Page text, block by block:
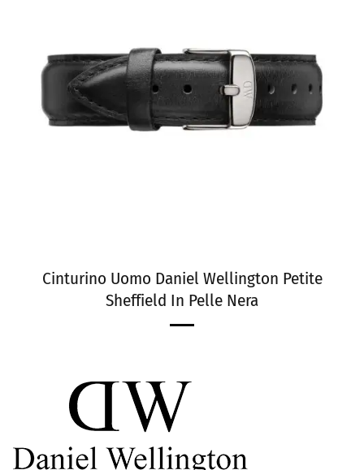
Cinturino Uomo Daniel Wellington Petite
Sheffield In Pelle Nera